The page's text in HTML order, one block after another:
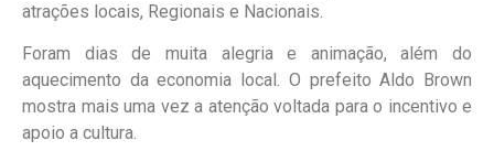
atrações locais, Regionais e Nacionais.
Foram dias de muita alegria e animação, além do
aquecimento da economia local. O prefeito Aldo Brown
mostra mais uma vez a atenção voltada para o incentivo e
apoio a cultura.